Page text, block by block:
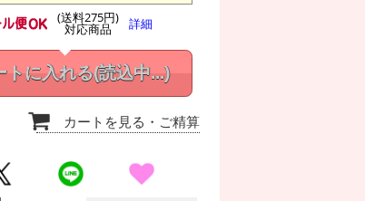
(送料275円)
対応商品 詳細
トに入れる(読込中...)
カートを見る ・ご精算